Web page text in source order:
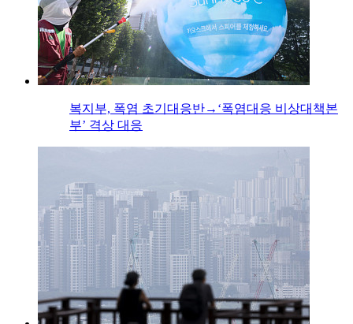
복지부, 폭염 초기대응반→‘폭염대응 비상대책본
부’ 격상 대응